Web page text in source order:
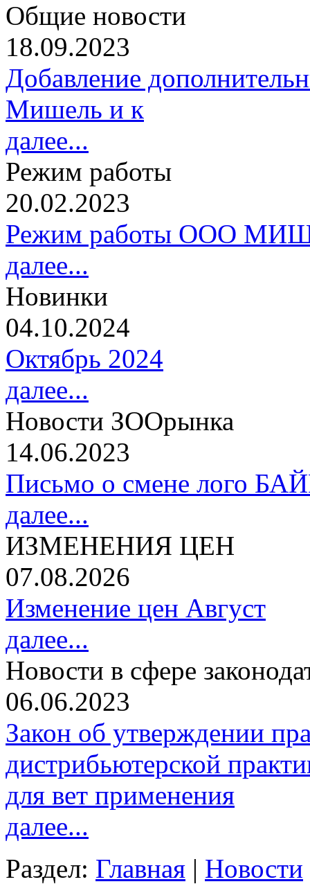
Общие новости
18.09.2023
Добавление
Мишель и к
далее...
Режим работы
20.02.2023
Режим работы ООО
далее...
Новинки
04.10.2024
Октябрь 2024
далее...
Новости ЗООрынка
14.06.2023
Письмо о смене лого
далее...
ИЗМЕНЕНИЯ ЦЕН
07.08.2026
Изменение цен Август
далее...
Новости в сфере
06.06.2023
Закон об утверждении
дистрибьютерской
для вет применения
далее...
Раздел: Главная | Новости